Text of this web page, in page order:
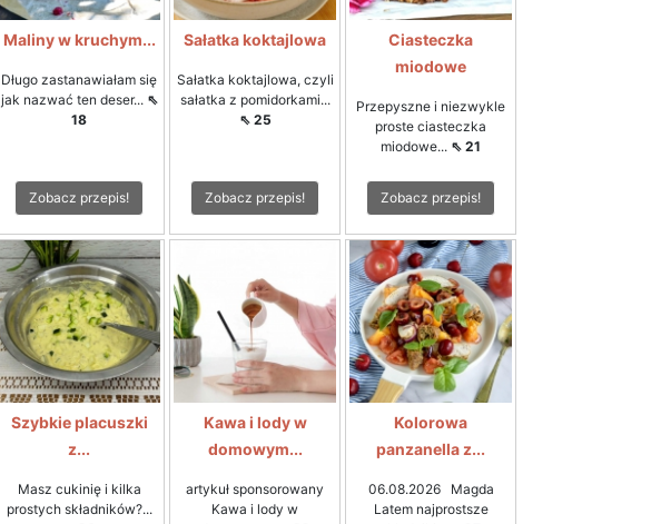
Maliny w kruchym...
Długo zastanawiałam się
jak nazwać ten deser... ⇖
18
Zobacz przepis!
Sałatka koktajlowa
Sałatka koktajlowa, czyli
sałatka z pomidorkami...
⇖ 25
Zobacz przepis!
Ciasteczka
miodowe
Przepyszne i niezwykle
proste ciasteczka
miodowe... ⇖ 21
Zobacz przepis!
Szybkie placuszki
z...
Masz cukinię i kilka
prostych składników?...
Kawa i lody w
domowym...
artykuł sponsorowany
Kawa i lody w
Kolorowa
panzanella z...
06.08.2026 Magda
Latem najprostsze